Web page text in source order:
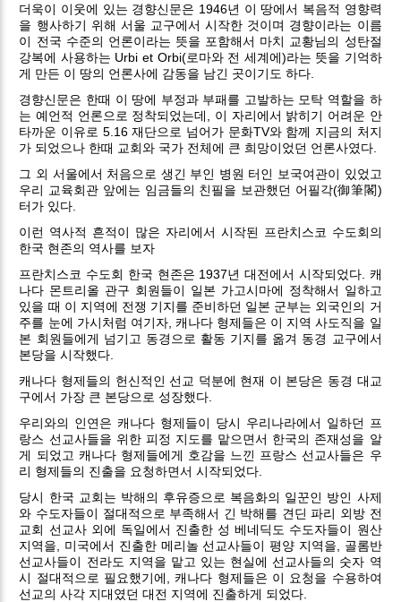
더욱이 이웃에 있는 경향신문은 1946년 이 땅에서 복음적 영향력
을 행사하기 위해 서울 교구에서 시작한 것이며 경향이라는 이름
이 전국 수준의 언론이라는 뜻을 포함해서 마치 교황님의 성탄절
강복에 사용하는 Urbi et Orbi(로마와 전 세계에)라는 뜻을 기억하
게 만든 이 땅의 언론사에 감동을 남긴 곳이기도 하다.
경향신문은 한때 이 땅에 부정과 부패를 고발하는 모탁 역할을 하
는 예언적 언론으로 정착되었는데, 이 자리에서 밝히기 어려운 안
타까운 이유로 5.16 재단으로 넘어가 문화TV와 함께 지금의 처지
가 되었으나 한때 교회와 국가 전체에 큰 희망이었던 언론사였다.
그 외 서울에서 처음으로 생긴 부인 병원 터인 보국여관이 있었고
우리 교육회관 앞에는 임금들의 친필을 보관했던 어필각(御筆閣)
터가 있다.
이런 역사적 흔적이 많은 자리에서 시작된 프란치스코 수도회의
한국 현존의 역사를 보자
프란치스코 수도회 한국 현존은 1937년 대전에서 시작되었다. 캐
나다 몬트리올 관구 회원들이 일본 가고시마에 정착해서 일하고
있을 때 이 지역에 전쟁 기지를 준비하던 일본 군부는 외국인의 거
주를 눈에 가시처럼 여기자, 캐나다 형제들은 이 지역 사도직을 일
본 회원들에게 넘기고 동경으로 활동 기지를 옮겨 동경 교구에서
본당을 시작했다.
캐나다 형제들의 헌신적인 선교 덕분에 현재 이 본당은 동경 대교
구에서 가장 큰 본당으로 성장했다.
우리와의 인연은 캐나다 형제들이 당시 우리나라에서 일하던 프
랑스 선교사들을 위한 피정 지도를 맡으면서 한국의 존재성을 알
게 되었고 캐나다 형제들에게 호감을 느낀 프랑스 선교사들은 우
리 형제들의 진출을 요청하면서 시작되었다.
당시 한국 교회는 박해의 후유증으로 복음화의 일꾼인 방인 사제
와 수도자들이 절대적으로 부족해서 긴 박해를 견딘 파리 외방 전
교회 선교사 외에 독일에서 진출한 성 베네딕도 수도자들이 원산
지역을, 미국에서 진출한 메리놀 선교사들이 평양 지역을, 골롬반
선교사들이 전라도 지역을 맡고 있는 현실에 선교사들의 숫자 역
시 절대적으로 필요했기에, 캐나다 형제들은 이 요청을 수용하여
선교의 사각 지대였던 대전 지역에 진출하게 되었다.